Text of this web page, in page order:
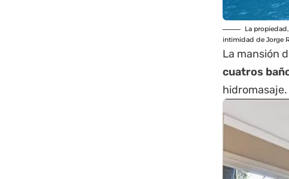
La
intimidad de Jorge
La mansión
cuatros
hidromasaje.